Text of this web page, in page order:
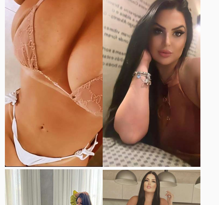
bien puestos ,o sea que no están caídos.
Me dice de follar y yo le digo que primero sobeteo y francés
total.
Cuando el antiaéreo va a pegar un cañonazo en la habitación
le digo q me enfunde y dice póntelo tú ,ten cuidado de no
rompelo cariño, me pongo el condón y obvio pongo a
semejante hembra a cuatro patas ,tiene buen coño y milagro
entra el cañón sin problema ,le agarro la cintura y le meto una
jodienda de tres minutos sin parar ,la chica empieza a gemir
muy fuerte y me pone mi Bajos empapados de la corrida que
se supone ha tenido.Hago un último sprint final y ya exhausto
me corro como un Cabrón y exploto por dentro.
Buena experiencia.
Lo malo que en esta época hace ya mucho calor y sales
fundido.
Hablamos un poco, me da toallitas para limpiarme y hasta la
próxima.
Saludos a todos ,todas y todes.
Que alguien que sepa ponga las fotos.
Mamba.